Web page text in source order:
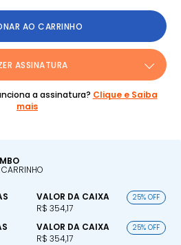
AO CARRINHO
ASSINATURA
a assinatura? Clique e Saiba
mais
VALOR DA CAIXA
R$ 354,17
25% OFF
VALOR DA CAIXA
R$ 354,17
25% OFF